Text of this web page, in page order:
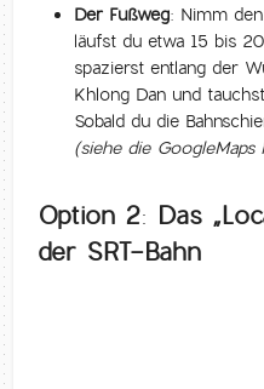
Der Fußweg: Nimm den
läufst du etwa 15 bis
spazierst entlang der
Khlong Dan und
Sobald du die
(siehe die
Option 2: Das
der SRT-Bahn